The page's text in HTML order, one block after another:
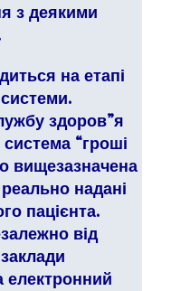
з деякими
на етапі
здоров”я
“гроші
вищезазначена
надані
пацієнта.
від
електронний